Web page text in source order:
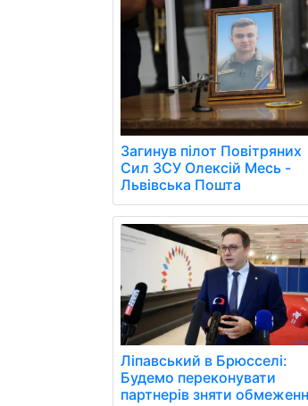
Загинув пілот Повітряних
Сил ЗСУ Олексій Месь -
Львівська Пошта
Ліпавський в Брюсселі:
Будемо переконувати
партнерів зняти